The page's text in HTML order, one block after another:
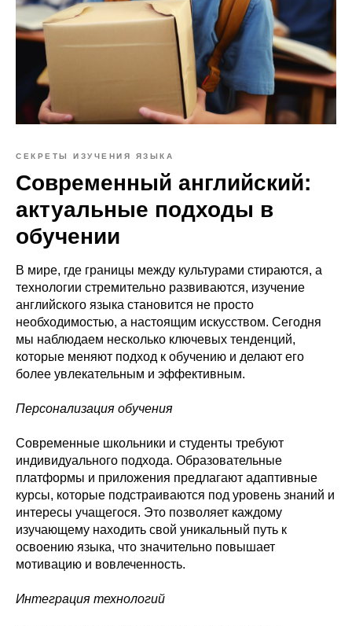
СЕКРЕТЫ ИЗУЧЕНИЯ ЯЗЫКА
Современный английский:
актуальные подходы в
обучении
В мире, где границы между культурами стираются, а
технологии стремительно развиваются, изучение
английского языка становится не просто
необходимостью, а настоящим искусством. Сегодня
мы наблюдаем несколько ключевых тенденций,
которые меняют подход к обучению и делают его
более увлекательным и эффективным.
Персонализация обучения
Современные школьники и студенты требуют
индивидуального подхода. Образовательные
платформы и приложения предлагают адаптивные
курсы, которые подстраиваются под уровень знаний и
интересы учащегося. Это позволяет каждому
изучающему находить свой уникальный путь к
освоению языка, что значительно повышает
мотивацию и вовлеченность.
Интеграция технологий